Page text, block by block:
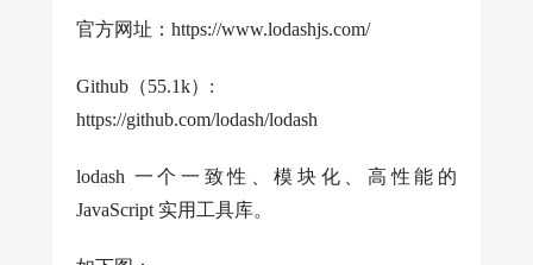
官方网址：https://www.lodashjs.com/
Github（55.1k）:
https://github.com/lodash/lodash
lodash 一个一致性、模块化、高性能的
JavaScript 实用工具库。